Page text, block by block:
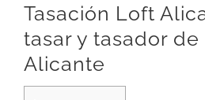
Tasación Loft
tasar y tasador
Alicante